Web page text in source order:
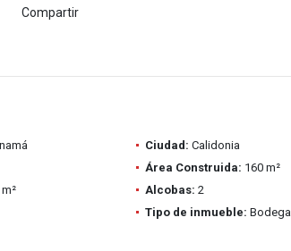
Compartir
Ciudad: Calidonia
Área Construida: 160 m²
Alcobas: 2
Tipo de inmueble: Bodega